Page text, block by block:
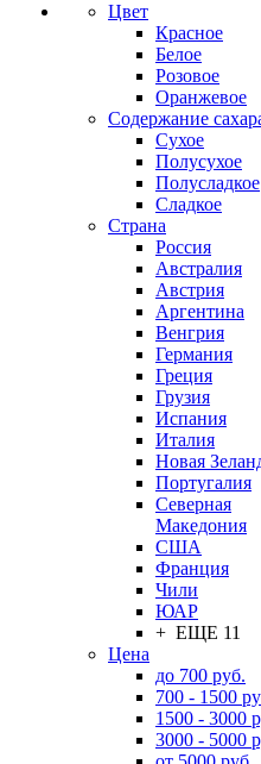
Цвет
Красное
Белое
Розовое
Оранжевое
Содержание
Сухое
Полусухое
Полусладкое
Сладкое
Страна
Россия
Австралия
Австрия
Аргентина
Венгрия
Германия
Греция
Грузия
Испания
Италия
Новая
Португалия
Северная
Македония
США
Франция
Чили
ЮАР
+ ЕЩЕ 11
Цена
до 700 руб.
700 - 1500
1500 - 3000
3000 - 5000